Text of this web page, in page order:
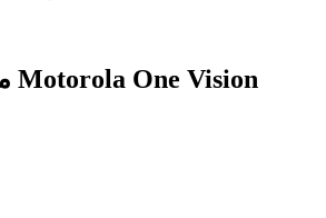
مواصفات وسعر Motorola One Vision